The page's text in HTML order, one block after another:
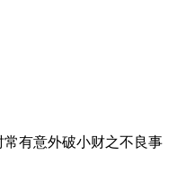
有意外破小财之不良事